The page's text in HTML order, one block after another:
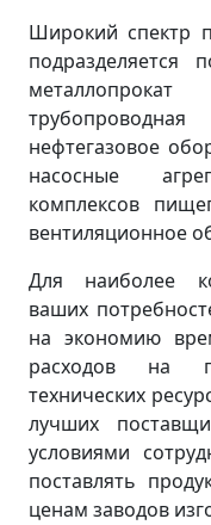
Широкий спектр
подразделяется
нефтегазовое
насосные
комплексов
вентиляционное
Для наиболее
ваших
на экономию
расходов на
технических
лучших
условиями
поставлять
ценам заводов